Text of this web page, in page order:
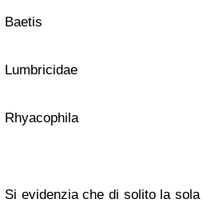
Baetis
Lumbricidae
Rhyacophila
Si evidenzia che di solito la